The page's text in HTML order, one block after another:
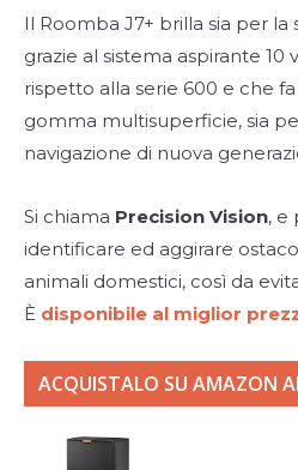
Il Roomba J7+ brilla sia per la
grazie al sistema aspirante
rispetto alla serie 600 e che
gomma multisuperficie, sia
navigazione di nuova
Si chiama Precision Vision, e
identificare ed aggirare
animali domestici, così da
È disponibile al miglior
ACQUISTALO SU AMAZON